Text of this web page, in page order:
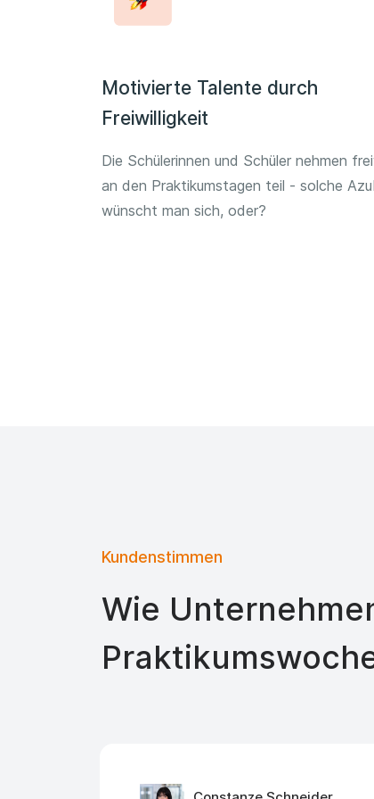
Motivierte Talente durch
Freiwilligkeit
Die Schülerinnen und Schüler nehmen
an den Praktikumstagen teil - solche
wünscht man sich, oder?
Kundenstimmen
Wie